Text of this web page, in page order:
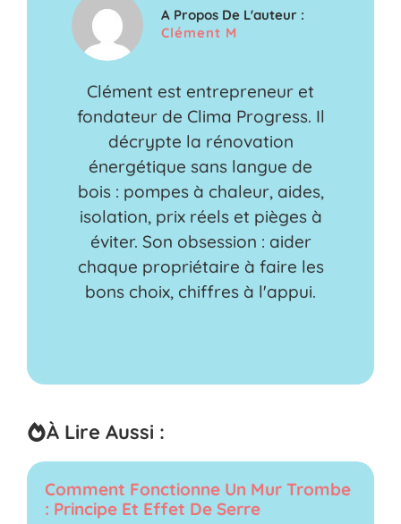
A Propos De L'auteur :
Clément M
Clément est entrepreneur et
fondateur de Clima Progress. Il
décrypte la rénovation
énergétique sans langue de
bois : pompes à chaleur, aides,
isolation, prix réels et pièges à
éviter. Son obsession : aider
chaque propriétaire à faire les
bons choix, chiffres à l'appui.
À Lire Aussi :
Comment Fonctionne Un Mur Trombe
: Principe Et Effet De Serre